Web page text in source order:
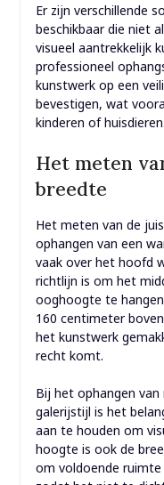
Er zijn verschillende
beschikbaar die niet
visueel aantrekkelijk
professioneel
kunstwerk op een
bevestigen, wat
kinderen of huisdieren.
Het meten
breedte
Het meten van de
ophangen van een
vaak over het hoofd
richtlijn is om het
ooghoogte te
160 centimeter
het kunstwerk
recht komt.
Bij het ophangen
galerijstijl is het
aan te houden om
hoogte is ook de
om voldoende